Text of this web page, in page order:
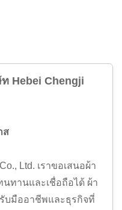
Hebei Chengji
ส
Ltd. เราขอเสนอผ้า
ทานและเชื่อถือได้ ผ้า
บมืออาชีพและธุรกิจที่